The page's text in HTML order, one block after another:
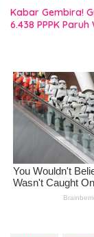
Kabar Gembira!
6.438 PPPK